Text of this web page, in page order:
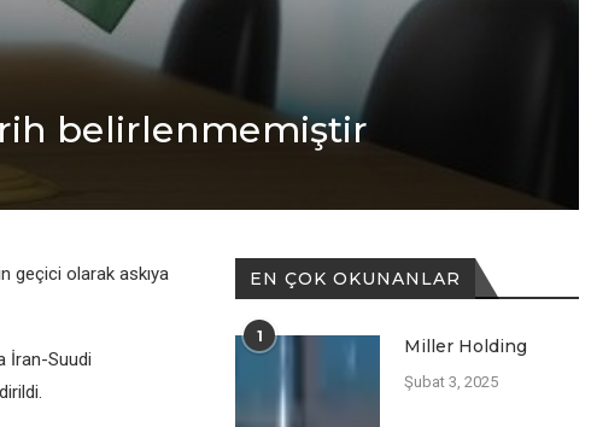
bеlirlеnmеmiştir
gеçici olarak askıya
İran-Suudi
EN ÇOK OKUNANLAR
1 Miller Holding
Şubat 3, 2025